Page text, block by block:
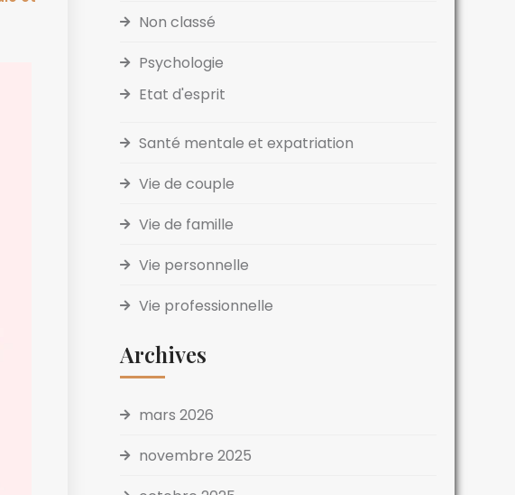
Non classé
Psychologie
Etat d'esprit
Santé mentale et expatriation
Vie de couple
Vie de famille
Vie personnelle
Vie professionnelle
Archives
mars 2026
novembre 2025